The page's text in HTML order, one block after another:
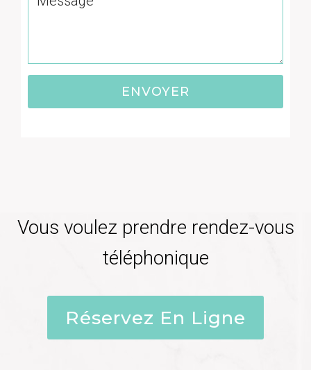
ENVOYER
Vous voulez prendre rendez-vous
téléphonique
Réservez En Ligne